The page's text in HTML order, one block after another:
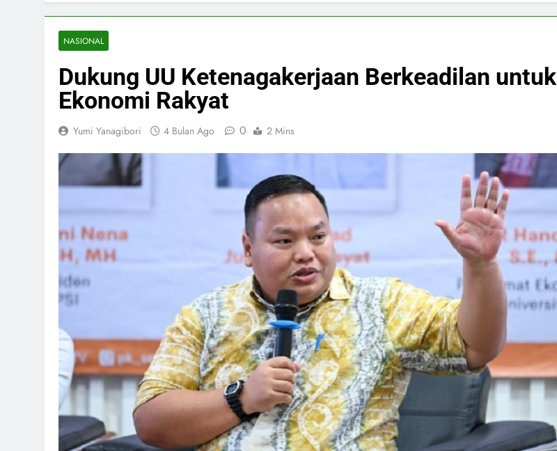
NASIONAL
Dukung UU Ketenagakerjaan Berkeadilan untuk
Ekonomi Rakyat
Yumi Yanagibori 4 Bulan Ago 0 2 Mins